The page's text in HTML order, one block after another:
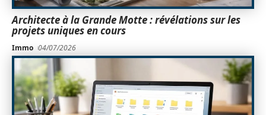
Architecte à la Grande Motte : révélations sur les
projets uniques en cours
Immo 04/07/2026